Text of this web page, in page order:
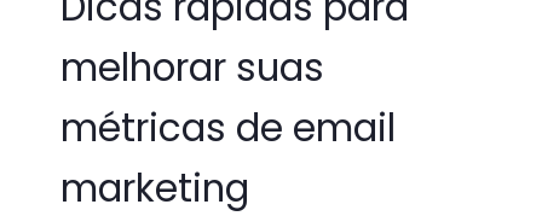
melhorar suas
métricas de email
marketing